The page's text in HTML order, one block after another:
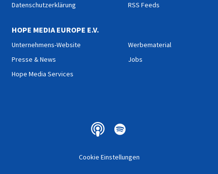
Datenschutzerklärung
RSS Feeds
HOPE MEDIA EUROPE E.V.
Unternehmens-Website
Presse & News
Hope Media Services
Werbematerial
Jobs
Cookie Einstellungen